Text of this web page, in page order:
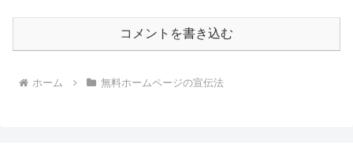
コメントを書き込む
ホーム 無料ホームページの宣伝法